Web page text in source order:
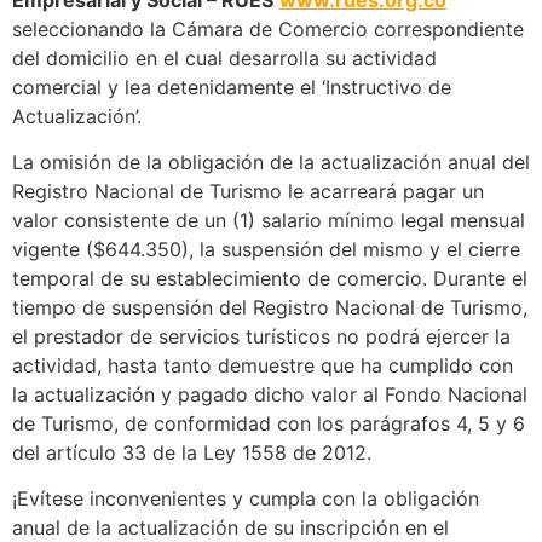
seleccionando la Cámara de Comercio correspondiente
del domicilio en el cual desarrolla su actividad
comercial y lea detenidamente el ‘Instructivo de
Actualización’.
La omisión de la obligación de la actualización anual del
Registro Nacional de Turismo le acarreará pagar un
valor consistente de un (1) salario mínimo legal mensual
vigente ($644.350), la suspensión del mismo y el cierre
temporal de su establecimiento de comercio. Durante el
tiempo de suspensión del Registro Nacional de Turismo,
el prestador de servicios turísticos no podrá ejercer la
actividad, hasta tanto demuestre que ha cumplido con
la actualización y pagado dicho valor al Fondo Nacional
de Turismo, de conformidad con los parágrafos 4, 5 y 6
del artículo 33 de la Ley 1558 de 2012.
¡Evítese inconvenientes y cumpla con la obligación
anual de la actualización de su inscripción en el